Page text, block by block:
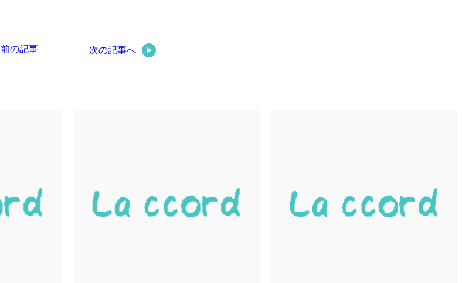
前の記事 次の記事へ